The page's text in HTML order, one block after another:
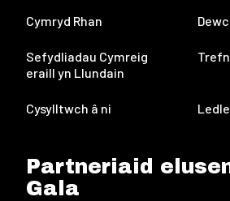
Cymryd Rhan
Sefydliadau Cymreig
eraill yn Llundain
Cysylltwch â ni
Partneriaid
Gala